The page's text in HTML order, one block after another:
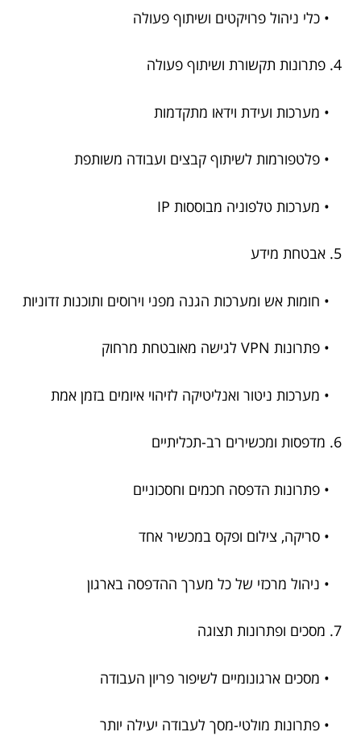
• כלי ניהול פרויקטים ושיתוף פעולה
4. פתרונות תקשורת ושיתוף פעולה
• מערכות ועידת וידאו מתקדמות
• פלטפורמות לשיתוף קבצים ועבודה משותפת
• מערכות טלפוניה מבוססות IP
5. אבטחת מידע
• חומות אש ומערכות הגנה מפני וירוסים ותוכנות זדוניות
• פתרונות VPN לגישה מאובטחת מרחוק
• מערכות ניטור ואנליטיקה לזיהוי איומים בזמן אמת
6. מדפסות ומכשירים רב-תכליתיים
• פתרונות הדפסה חכמים וחסכוניים
• סריקה, צילום ופקס במכשיר אחד
• ניהול מרכזי של כל מערך ההדפסה בארגון
7. מסכים ופתרונות תצוגה
• מסכים ארגונומיים לשיפור פריון העבודה
• פתרונות מולטי-מסך לעבודה יעילה יותר